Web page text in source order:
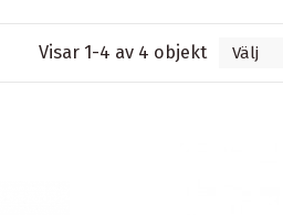
Visar 1-4 av 4 objekt Välj